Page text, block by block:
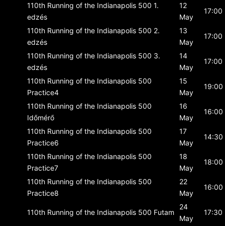
110th Running of the Indianapolis 500 1.
edzés
12
May
17:00
110th Running of the Indianapolis 500 2.
edzés
13
May
17:00
110th Running of the Indianapolis 500 3.
edzés
14
May
17:00
110th Running of the Indianapolis 500
Practice4
15
May
19:00
110th Running of the Indianapolis 500
Időmérő
16
May
16:00
110th Running of the Indianapolis 500
Practice6
17
May
14:30
110th Running of the Indianapolis 500
Practice7
18
May
18:00
110th Running of the Indianapolis 500
Practice8
22
May
16:00
110th Running of the Indianapolis 500 Futam
24
May
17:30